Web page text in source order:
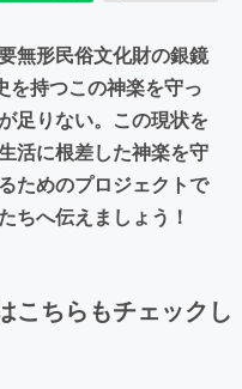
無形民俗文化財の銀鏡
を持つこの神楽を守っ
足りない。この現状を
活に根差した神楽を守
ためのプロジェクトで
ちへ伝えましょう！
こちらもチェックし